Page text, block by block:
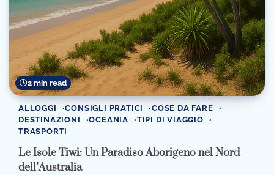
2 min read
ALLOGGI CONSIGLI PRATICI
COSE DA FARE
DESTINAZIONI
OCEANIA
TIPI DI VIAGGIO
TRASPORTI
Le Isole Tiwi: Un Paradiso Aborigeno nel Nord
dell’Australia